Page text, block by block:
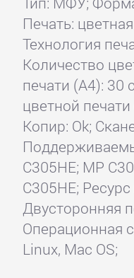
Печать:
Технология
Количество
печати (А4): 30
цветной
Копир: Ok;
C305HE; MP
C305HE;
Двусторонняя
Операционная
Linux, Mac OS;